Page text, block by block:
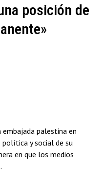
posición de
embajada palestina en
y social de su
en que los medios